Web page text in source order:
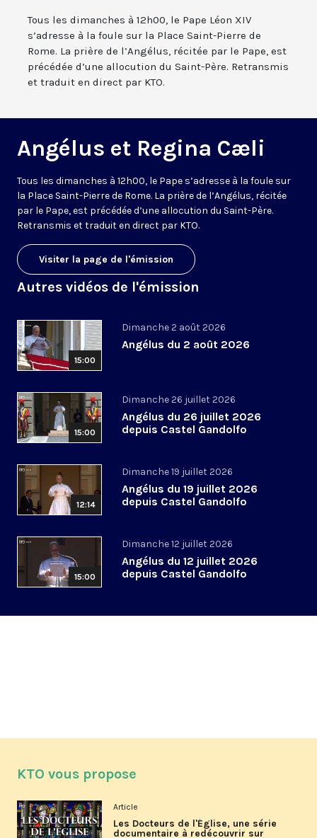
Tous les dimanches à 12h00, le Pape Léon XIV
s’adresse à la foule sur la Place Saint-Pierre de
Rome. La prière de l’Angélus, récitée par le Pape, est
précédée d’une allocution du Saint-Père. Retransmis
et traduit en direct par KTO.
Angélus et Regina Cæli
Tous les dimanches à 12h00, le Pape s’adresse à la foule sur
la Place Saint-Pierre de Rome. La prière de l’Angélus, récitée
par le Pape, est précédée d’une allocution du Saint-Père.
Retransmis et traduit en direct par KTO.
Visiter la page de l'émission
Autres vidéos de l'émission
15:00
Dimanche 2 août 2026
Angélus du 2 août 2026
15:00
Dimanche 26 juillet 2026
Angélus du 26 juillet 2026
depuis Castel Gandolfo
12:14
Dimanche 19 juillet 2026
Angélus du 19 juillet 2026
depuis Castel Gandolfo
15:00
Dimanche 12 juillet 2026
Angélus du 12 juillet 2026
depuis Castel Gandolfo
KTO vous propose
Article
Les Docteurs de l'Église, une série
documentaire à redécouvrir sur